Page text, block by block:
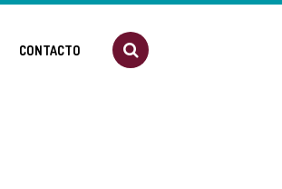
CONTACTO